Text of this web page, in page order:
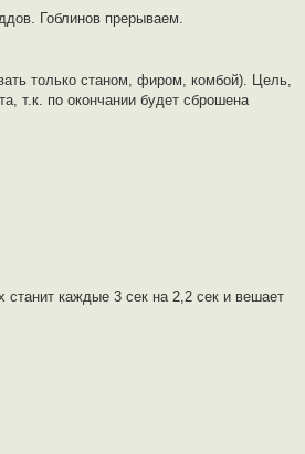
Гоблинов прерываем.
только станом, фиром, комбой). Цель,
т.к. по окончании будет сброшена
станит каждые 3 сек на 2,2 сек и вешает